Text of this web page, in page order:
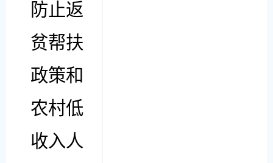
防止返
贫帮扶
政策和
农村低
收入人